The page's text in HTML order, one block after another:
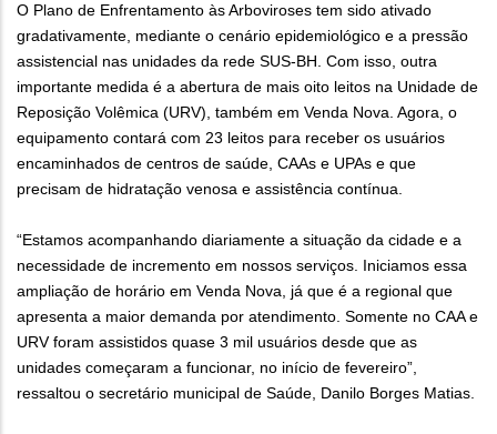
O Plano de Enfrentamento às Arboviroses tem sido ativado
gradativamente, mediante o cenário epidemiológico e a pressão
assistencial nas unidades da rede SUS-BH. Com isso, outra
importante medida é a abertura de mais oito leitos na Unidade de
Reposição Volêmica (URV), também em Venda Nova. Agora, o
equipamento contará com 23 leitos para receber os usuários
encaminhados de centros de saúde, CAAs e UPAs e que
precisam de hidratação venosa e assistência contínua.
“Estamos acompanhando diariamente a situação da cidade e a
necessidade de incremento em nossos serviços. Iniciamos essa
ampliação de horário em Venda Nova, já que é a regional que
apresenta a maior demanda por atendimento. Somente no CAA e
URV foram assistidos quase 3 mil usuários desde que as
unidades começaram a funcionar, no início de fevereiro”,
ressaltou o secretário municipal de Saúde, Danilo Borges Matias.